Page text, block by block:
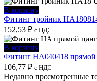
В корзину
Фитинг тройник
152,53 ₽ с НДС
В корзину
Фитинг HA040418 прямой
106,77 ₽ с НДС
Недавно просмотренные